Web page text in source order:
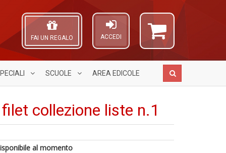
ACCEDI
FAI UN REGALO
SCUOLE AREA EDICOLE
collezione liste n.1
al momento